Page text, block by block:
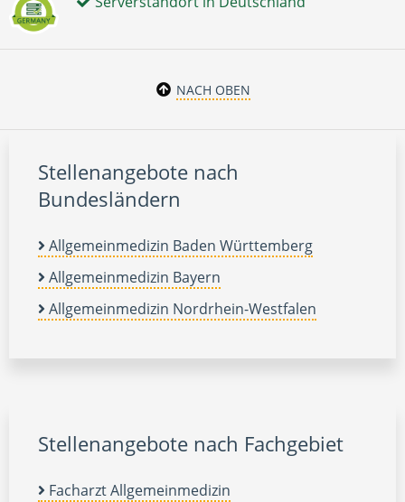
NACH OBEN
Stellenangebote nach
Bundesländern
Allgemeinmedizin Baden Württemberg
Allgemeinmedizin Bayern
Allgemeinmedizin Nordrhein-Westfalen
Stellenangebote nach Fachgebiet
Facharzt Allgemeinmedizin